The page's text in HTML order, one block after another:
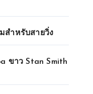
สำหรับสายวิ่ง
ขาว Stan Smith